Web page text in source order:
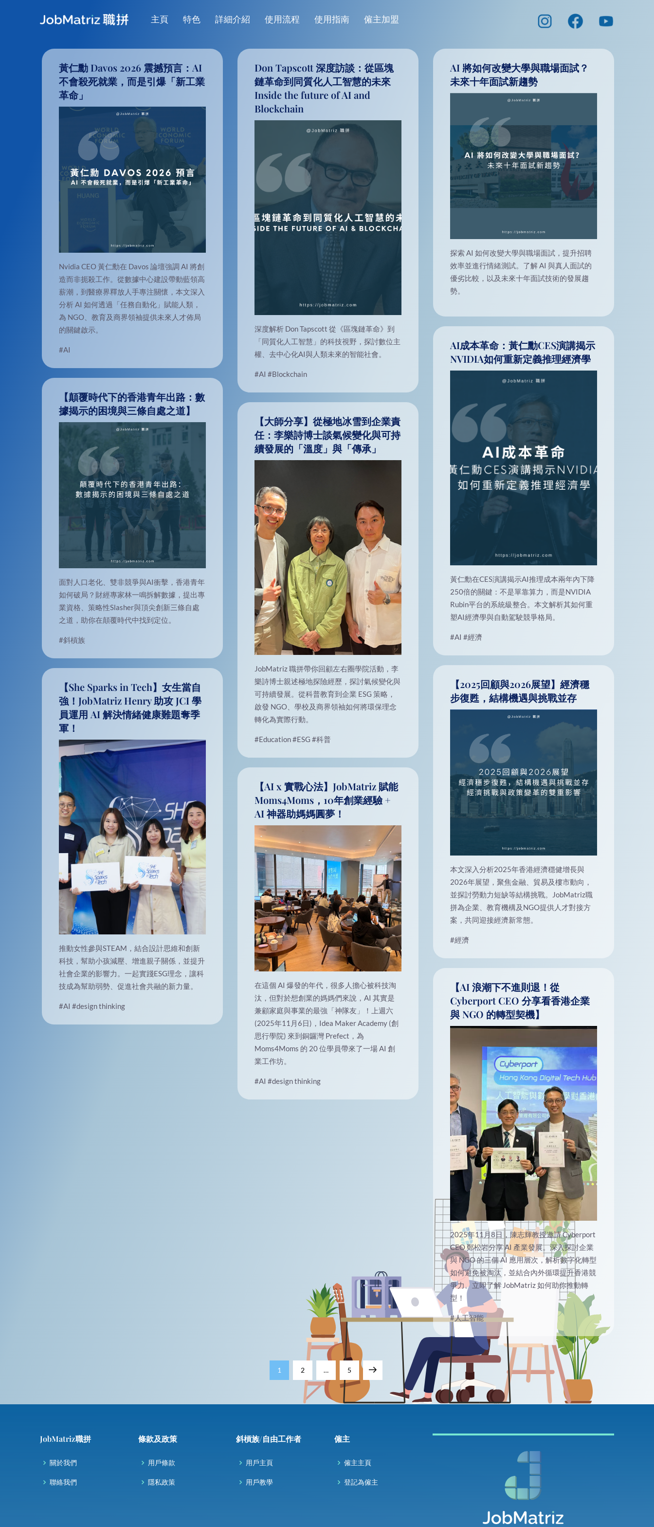
主頁 特色 詳細介紹 使用流程 使用指南 僱主加盟
黃仁勳 Davos 2026 震撼預言：AI
不會殺死就業，而是引爆「新工業
革命」
Nvidia CEO 黃仁勳在 Davos 論壇強調 AI 將創
造而非扼殺工作。從數據中心建設帶動藍領高
薪潮，到醫療界釋放人手專注關懷，本文深入
分析 AI 如何透過「任務自動化」賦能人類，
為 NGO、教育及商界領袖提供未來人才佈局
的關鍵啟示。
#AI
Don Tapscott 深度訪談：從區塊
鏈革命到同質化人工智慧的未來
Inside the future of AI and
Blockchain
深度解析 Don Tapscott 從《區塊鏈革命》到
「同質化人工智慧」的科技視野，探討數位主
權、去中心化AI與人類未來的智能社會。
#AI #Blockchain
AI 將如何改變大學與職場面試？
未來十年面試新趨勢
探索 AI 如何改變大學與職場面試，提升招聘
效率並進行情緒測試。了解 AI 與真人面試的
優劣比較，以及未來十年面試技術的發展趨
勢。
AI成本革命：黃仁勳CES演講揭示
NVIDIA如何重新定義推理經濟學
黃仁勳在CES演講揭示AI推理成本兩年內下降
250倍的關鍵：不是單靠算力，而是NVIDIA
Rubin平台的系統級整合。本文解析其如何重
塑AI經濟學與自動駕駛競爭格局。
#AI #經濟
【顛覆時代下的香港青年出路：數
據揭示的困境與三條自處之道】
面對人口老化、雙非競爭與AI衝擊，香港青年
如何破局？財經專家林一鳴拆解數據，提出專
業資格、策略性Slasher與頂尖創新三條自處
之道，助你在顛覆時代中找到定位。
#斜槓族
【大師分享】從極地冰雪到企業責
任：李樂詩博士談氣候變化與可持
續發展的「溫度」與「傳承」
JobMatriz 職拼帶你回顧左右圈學院活動，李
樂詩博士親述極地探險經歷，探討氣候變化與
可持續發展。從科普教育到企業 ESG 策略，
啟發 NGO、學校及商界領袖如何將環保理念
轉化為實際行動。
#Education#ESG #科普
【2025回顧與2026展望】經濟穩
步復甦，結構機遇與挑戰並存
本文深入分析2025年香港經濟穩健增長與
2026年展望，聚焦金融、貿易及樓市動向，
並探討勞動力短缺等結構挑戰。JobMatriz職
拼為企業、教育機構及NGO提供人才對接方
案，共同迎接經濟新常態。
#經濟
【She Sparks in Tech】女生當自
強！JobMatriz Henry 助攻 JCI 學
員運用 AI 解決情緒健康難題奪季
軍！
推動女性參與STEAM，結合設計思維和創新
科技，幫助小孩減壓、增進親子關係，並提升
社會企業的影響力。一起實踐ESG理念，讓科
技成為幫助弱勢、促進社會共融的新力量。
#AI#design thinking
【AI x 實戰心法】JobMatriz 賦能
Moms4Moms，10年創業經驗 +
AI 神器助媽媽圓夢！
在這個 AI 爆發的年代，很多人擔心被科技淘
汰，但對於想創業的媽媽們來說，AI 其實是
兼顧家庭與事業的最強「神隊友」！上週六
(2025年11月6日)，Idea Maker Academy (創
思行學院) 來到銅鑼灣 Prefect，為
Moms4Moms 的 20 位學員帶來了一場 AI 創
業工作坊。
#AI #design thinking
【AI 浪潮下不進則退！從
Cyberport CEO 分享看香港企業
與 NGO 的轉型契機】
2025年11月8日，陳志輝教授邀請 Cyberport
CEO 鄭松岩分享 AI 產業發展。深入探討企業
與 NGO 的三個 AI 應用層次，解析數字化轉型
如何避免被淘汰，並結合內外循環提升香港競
爭力。立即了解 JobMatriz 如何助你推動轉
型！
#人工智能
P
o
Page
1 Page
2 … Page
5 Next
page
JobMatriz職拼
關於我們
聯絡我們
條款及政策
用戶條款
隱私政策
斜槓族/自由工作者
用戶主頁
用戶教學
僱主
僱主主頁
登記為僱主